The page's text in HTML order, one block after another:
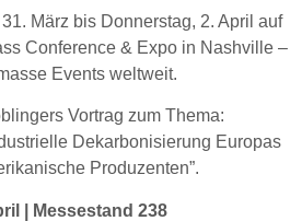
März bis Donnerstag, 2. April auf
Conference & Expo in Nashville –
Events weltweit.
Vortrag zum Thema:
Dekarbonisierung Europas
Produzenten”.
| Messestand 238